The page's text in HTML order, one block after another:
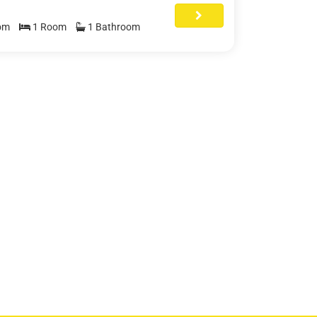
1 Room 1 Bathroom